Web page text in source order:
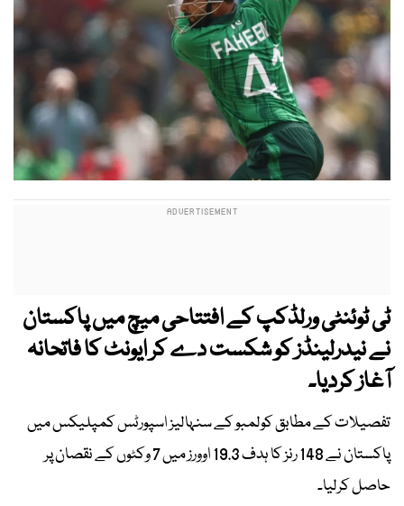
ٹی ٹوئنٹی ورلڈکپ کے افتتاحی میچ میں پاکستان
نے نیدرلینڈز کو شکست دے کر ایونٹ کا فاتحانہ
آغاز کردیا۔
تفصیلات کے مطابق کولمبو کے سنہالیز اسپورٹس کمپلیکس میں
پاکستان نے 148 رنز کا ہدف 19.3 اوورز میں 7 وکٹوں کے نقصان پر
حاصل کرلیا۔